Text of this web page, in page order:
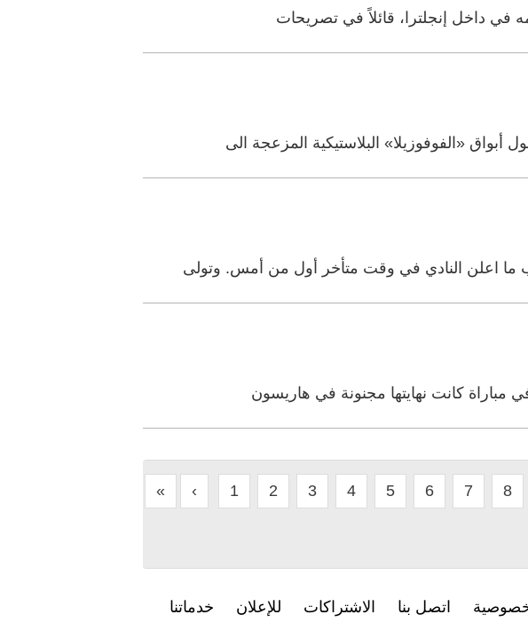
في داخل إنجلترا، قائلاً في تصريحات
«الفوفوزيلا» البلاستيكية المزعجة الى
« ‹ 1 2 3 4 5 6 7 8
اتصل بنا الاشتراكات للإعلان خدماتنا